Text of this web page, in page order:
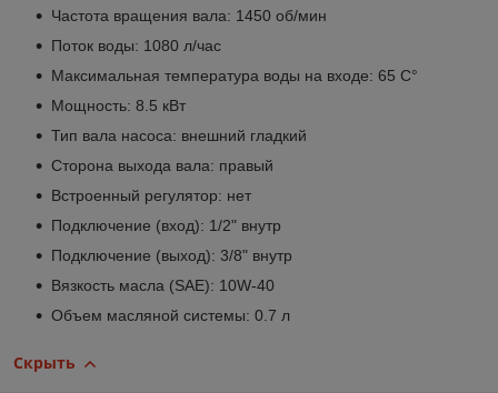
Частота вращения вала: 1450 об/мин
Поток воды: 1080 л/час
Максимальная температура воды на входе: 65 С°
Мощность: 8.5 кВт
Тип вала насоса: внешний гладкий
Сторона выхода вала: правый
Встроенный регулятор: нет
Подключение (вход): 1/2" внутр
Подключение (выход): 3/8" внутр
Вязкость масла (SAE): 10W-40
Объем масляной системы: 0.7 л
Скрыть